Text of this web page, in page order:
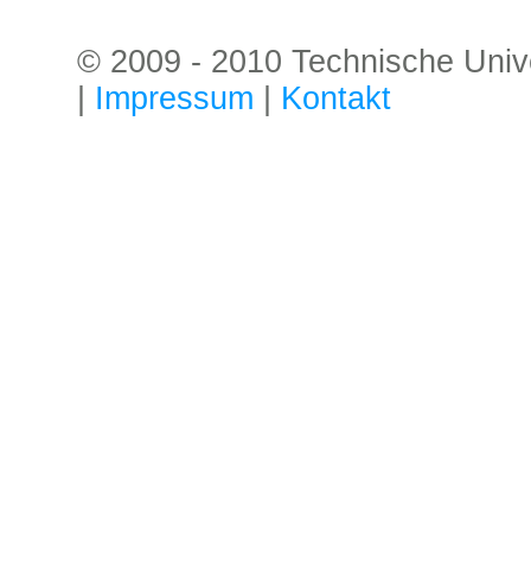
© 2009 - 2010 Technische
Impressum Kontakt